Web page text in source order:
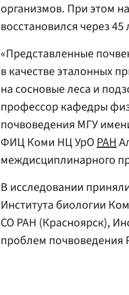
организмов. При этом
восстановился через
«Представленные
в качестве эталонных
на сосновые леса и
профессор кафедры
почвоведения МГУ
ФИЦ Коми НЦ УрОРАН
междисциплинарного
В исследовании
Института биологии
СО РАН (Красноярск),
проблем